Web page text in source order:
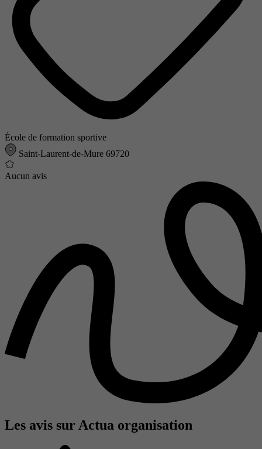
École de formation sportive
Saint-Laurent-de-Mure 69720
Aucun avis
Les avis sur Actua organisation